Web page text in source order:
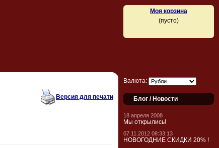
Моя корзина
(пусто)
Версия для печати
Валюта:
Блог / Новости
18 апреля 2008
Мы открылись!
07.11.2012 08:33:13
НОВОГОДНИЕ СКИДКИ 20% !